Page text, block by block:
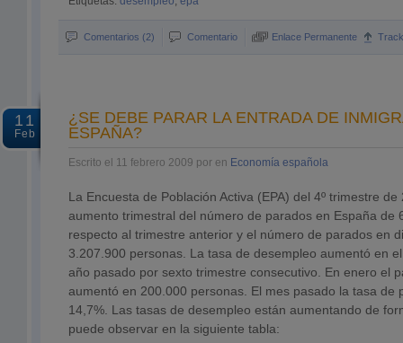
Comentarios (2) Comentario Enlace Permanente
11
Feb
¿SE DEBE PARAR LA ENTRADA DE
ESPAÑA?
Escrito el 11 febrero 2009 por en Economía española
La Encuesta de Población Activa (EPA) del 4º trimestre
aumento trimestral del número de parados en España de
respecto al trimestre anterior y el número de parados en
3.207.900 personas. La tasa de desempleo aumentó en
año pasado por sexto trimestre consecutivo. En enero el
aumentó en 200.000 personas. El mes pasado la tasa de
14,7%. Las tasas de desempleo están aumentando de
puede observar en la siguiente tabla: